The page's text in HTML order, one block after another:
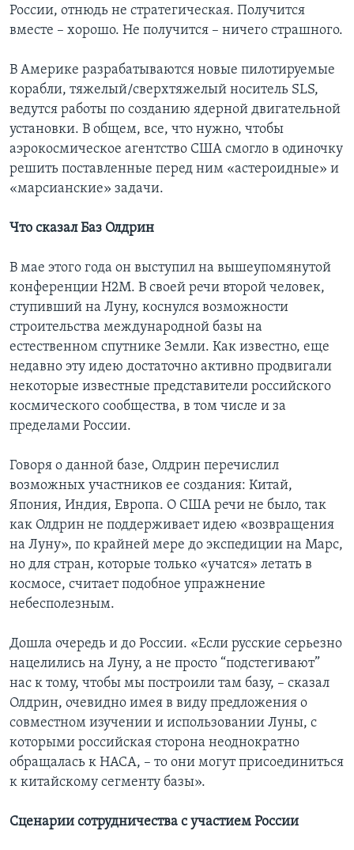
России, отнюдь не стратегическая. Получится
вместе – хорошо. Не получится – ничего страшного.
В Америке разрабатываются новые пилотируемые
корабли, тяжелый/сверхтяжелый носитель SLS,
ведутся работы по созданию ядерной двигательной
установки. В общем, все, что нужно, чтобы
аэрокосмическое агентство США смогло в одиночку
решить поставленные перед ним «астероидные» и
«марсианские» задачи.
Что сказал Баз Олдрин
В мае этого года он выступил на вышеупомянутой
конференции H2M. В своей речи второй человек,
ступивший на Луну, коснулся возможности
строительства международной базы на
естественном спутнике Земли. Как известно, еще
недавно эту идею достаточно активно продвигали
некоторые известные представители российского
космического сообщества, в том числе и за
пределами России.
Говоря о данной базе, Олдрин перечислил
возможных участников ее создания: Китай,
Япония, Индия, Европа. О США речи не было, так
как Олдрин не поддерживает идею «возвращения
на Луну», по крайней мере до экспедиции на Марс,
но для стран, которые только «учатся» летать в
космосе, считает подобное упражнение
небесполезным.
Дошла очередь и до России. «Если русские серьезно
нацелились на Луну, а не просто “подстегивают”
нас к тому, чтобы мы построили там базу, – сказал
Олдрин, очевидно имея в виду предложения о
совместном изучении и использовании Луны, с
которыми российская сторона неоднократно
обращалась к НАСА, – то они могут присоединиться
к китайскому сегменту базы».
Сценарии сотрудничества с участием России